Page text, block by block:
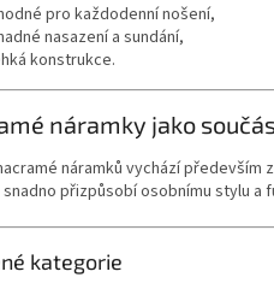
pro každodenní nošení,
nasazení a sundání,
konstrukce.
náramky jako
náramků vychází
přizpůsobí osobnímu stylu
kategorie